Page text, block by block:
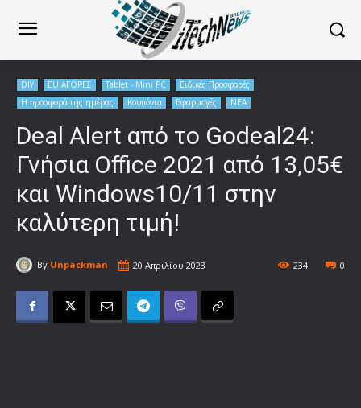
DIY EU ΑΓΟΡΕΣ Tablet - Mini PC
Ειδικές Προσφορές
Η προσφορά της ημέρας
Κουπόνια Εφαρμογές ΝΕΑ
Deal Alert από το Godeal24:
Γνήσια Office 2021 από 13,05€
και Windows10/11 στην
καλύτερη τιμή!
By Unpackman 20 Απριλίου 2023 0
234